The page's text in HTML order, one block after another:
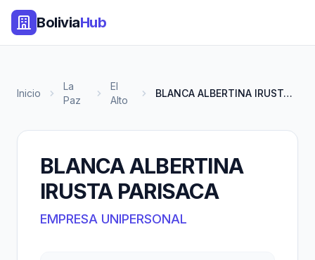
BoliviaHub
Inicio
La
Paz
El
Alto
BLANCA ALBERTINA IRUSTA PARISA...
BLANCA ALBERTINA
IRUSTA PARISACA
EMPRESA UNIPERSONAL